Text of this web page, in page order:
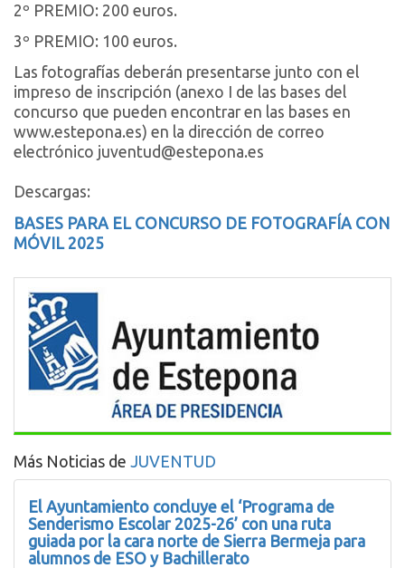
2º PREMIO: 200 euros.
3º PREMIO: 100 euros.
Las fotografías deberán presentarse junto con el
impreso de inscripción (anexo I de las bases del
concurso que pueden encontrar en las bases en
www.estepona.es) en la dirección de correo
electrónico juventud@estepona.es
Descargas:
BASES PARA EL CONCURSO DE FOTOGRAFÍA CON
MÓVIL 2025
Más Noticias de JUVENTUD
El Ayuntamiento concluye el ‘Programa de
Senderismo Escolar 2025-26’ con una ruta
guiada por la cara norte de Sierra Bermeja para
alumnos de ESO y Bachillerato